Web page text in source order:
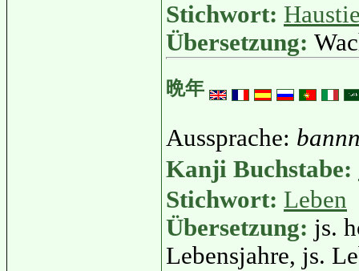
Stichwort:
Übersetzung:
晩年
Aussprache:
Kanji Buchstabe:
Stichwort: Leben
Übersetzung: js.
Lebensjahre, js.